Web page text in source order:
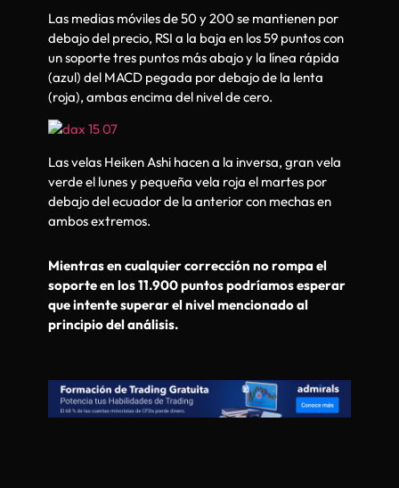
Las medias móviles de 50 y 200 se mantienen por
debajo del precio, RSI a la baja en los 59 puntos con
un soporte tres puntos más abajo y la línea rápida
(azul) del MACD pegada por debajo de la lenta
(roja), ambas encima del nivel de cero.
Las velas Heiken Ashi hacen a la inversa, gran vela
verde el lunes y pequeña vela roja el martes por
debajo del ecuador de la anterior con mechas en
ambos extremos.
Mientras en cualquier corrección no rompa el
soporte en los 11.900 puntos podríamos esperar
que intente superar el nivel mencionado al
principio del análisis.